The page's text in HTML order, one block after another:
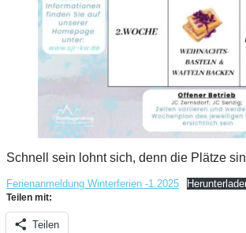
Schnell sein lohnt sich, denn die Plätze
Ferienanmeldung Winterferien -1.2025
Teilen mit:
Teilen